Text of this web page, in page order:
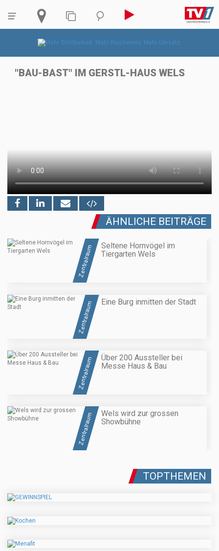
"BAU-BAST" IM GERSTL-HAUS WELS
ÄHNLICHE BEITRÄGE
Zentralraum
Seltene Hornvögel im
Tiergarten Wels
Zentralraum Eine Burg inmitten der Stadt
Zentralraum
Über 200 Aussteller bei
Messe Haus & Bau
Zentralraum
Wels wird zur grossen
Showbühne
TOPTHEMEN